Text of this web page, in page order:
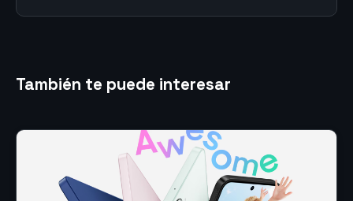
También te puede interesar